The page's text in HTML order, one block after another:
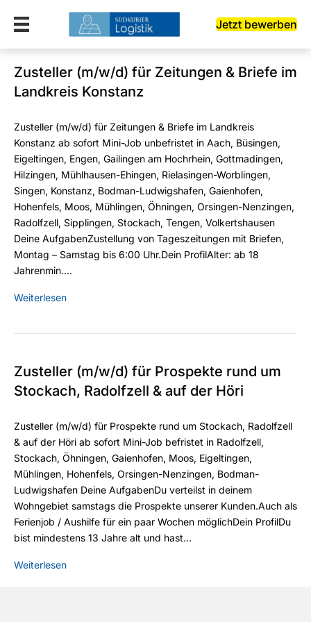
Jetzt bewerben
Zusteller (m/w/d) für Zeitungen & Briefe im
Landkreis Konstanz
Zusteller (m/w/d) für Zeitungen & Briefe im Landkreis
Konstanz ab sofort Mini-Job unbefristet in Aach, Büsingen,
Eigeltingen, Engen, Gailingen am Hochrhein, Gottmadingen,
Hilzingen, Mühlhausen-Ehingen, Rielasingen-Worblingen,
Singen, Konstanz, Bodman-Ludwigshafen, Gaienhofen,
Hohenfels, Moos, Mühlingen, Öhningen, Orsingen-Nenzingen,
Radolfzell, Sipplingen, Stockach, Tengen, Volkertshausen
Deine AufgabenZustellung von Tageszeitungen mit Briefen,
Montag – Samstag bis 6:00 Uhr.Dein ProfilAlter: ab 18
Jahrenmin.…
Weiterlesen
Zusteller (m/w/d) für Prospekte rund um
Stockach, Radolfzell & auf der Höri
Zusteller (m/w/d) für Prospekte rund um Stockach, Radolfzell
& auf der Höri ab sofort Mini-Job befristet in Radolfzell,
Stockach, Öhningen, Gaienhofen, Moos, Eigeltingen,
Mühlingen, Hohenfels, Orsingen-Nenzingen, Bodman-
Ludwigshafen Deine AufgabenDu verteilst in deinem
Wohngebiet samstags die Prospekte unserer Kunden.Auch als
Ferienjob / Aushilfe für ein paar Wochen möglichDein ProfilDu
bist mindestens 13 Jahre alt und hast…
Weiterlesen